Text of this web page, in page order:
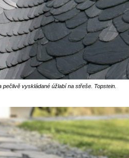
pečlivě vyskládané úžlabí na střeše. Topstein.